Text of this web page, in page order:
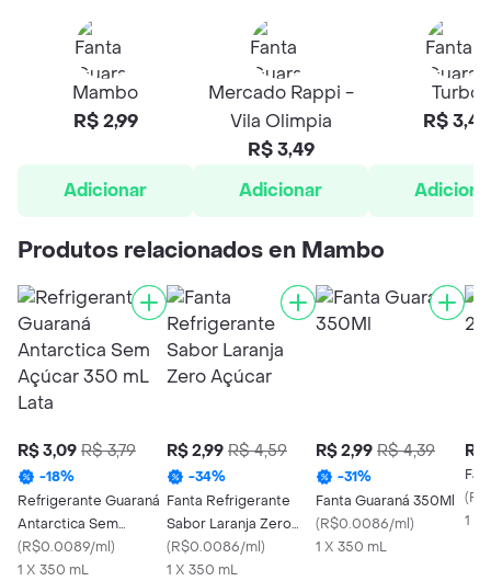
Mambo
R$ 2,99
Adicionar
Mercado Rappi -
Vila Olimpia
R$ 3,49
Adicionar
Turbo
R$ 3,49
Produtos relacionados en Mambo
R$ 3,09 R$ 3,79
-18%
Refrigerante Guaraná
Antarctica Sem
Açúcar 350 mL Lata
(R$0.0089/ml)
1 X 350 mL
R$ 2,99 R$ 4,59
-34%
Fanta Refrigerante
Sabor Laranja Zero
Açúcar
(R$0.0086/ml)
1 X 350 mL
R$ 2,99 R$ 4,39
-31%
Fanta Guaraná 350Ml
(R$0.0086/ml)
1 X 350 mL
R$
(
1 X